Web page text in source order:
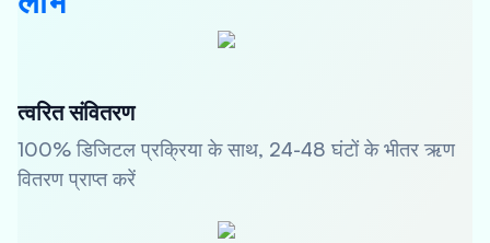
त्वरित संवितरण
100% डिजिटल प्रक्रिया के साथ, 24-48 घंटों के भीतर ऋण
वितरण प्राप्त करें